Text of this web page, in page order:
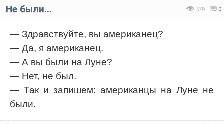
379 0
Не были...
— Здравствуйте, вы американец?
— Да, я американец.
— А вы были на Луне?
— Нет, не был.
— Так и запишем: американцы на Луне не
были.